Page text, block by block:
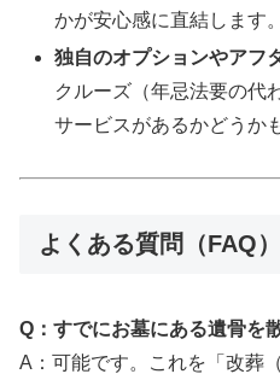
かが安心感に直結します。
独自のオプションやアフ
クルーズ（年忌法要の代
サービスがあるかどうか
よくある質問（FAQ）
Q：すでにお墓にある遺骨を
A：可能です。これを「改葬